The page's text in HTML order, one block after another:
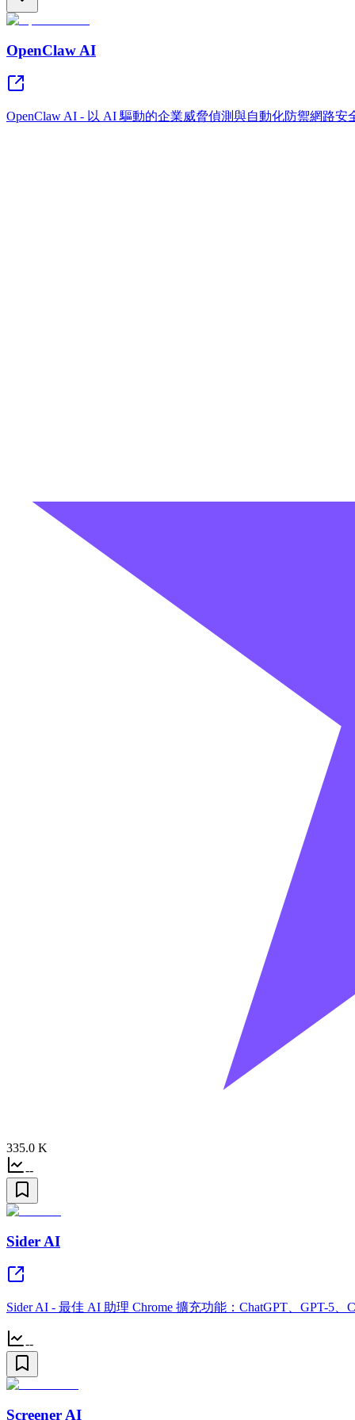
OpenClaw AI
OpenClaw AI - 以 AI 驅動的企業威脅偵測與自動化防禦網路安
335.0 K
--
Sider AI
Sider AI - 最佳 AI 助理 Chrome 擴充功能：ChatGPT、GPT-5、
--
Screener AI